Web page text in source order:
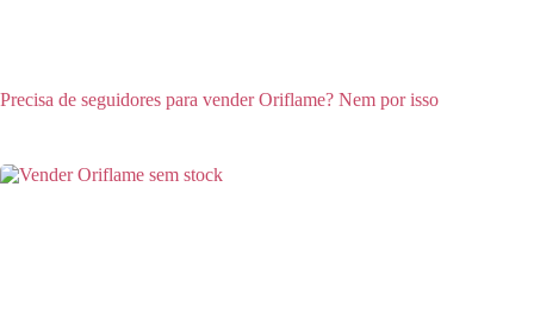
Precisa de seguidores para vender Oriflame? Nem por isso